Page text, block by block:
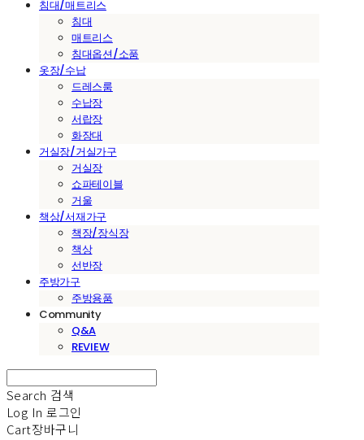
침대/매트리스
침대
매트리스
침대옵션/소품
옷장/수납
드레스룸
수납장
서랍장
화장대
거실장/거실가구
거실장
쇼파테이블
거울
책상/서재가구
책장/장식장
책상
선반장
주방가구
주방용품
Community
Q&A
REVIEW
Search 검색
Log In 로그인
Cart장바구니